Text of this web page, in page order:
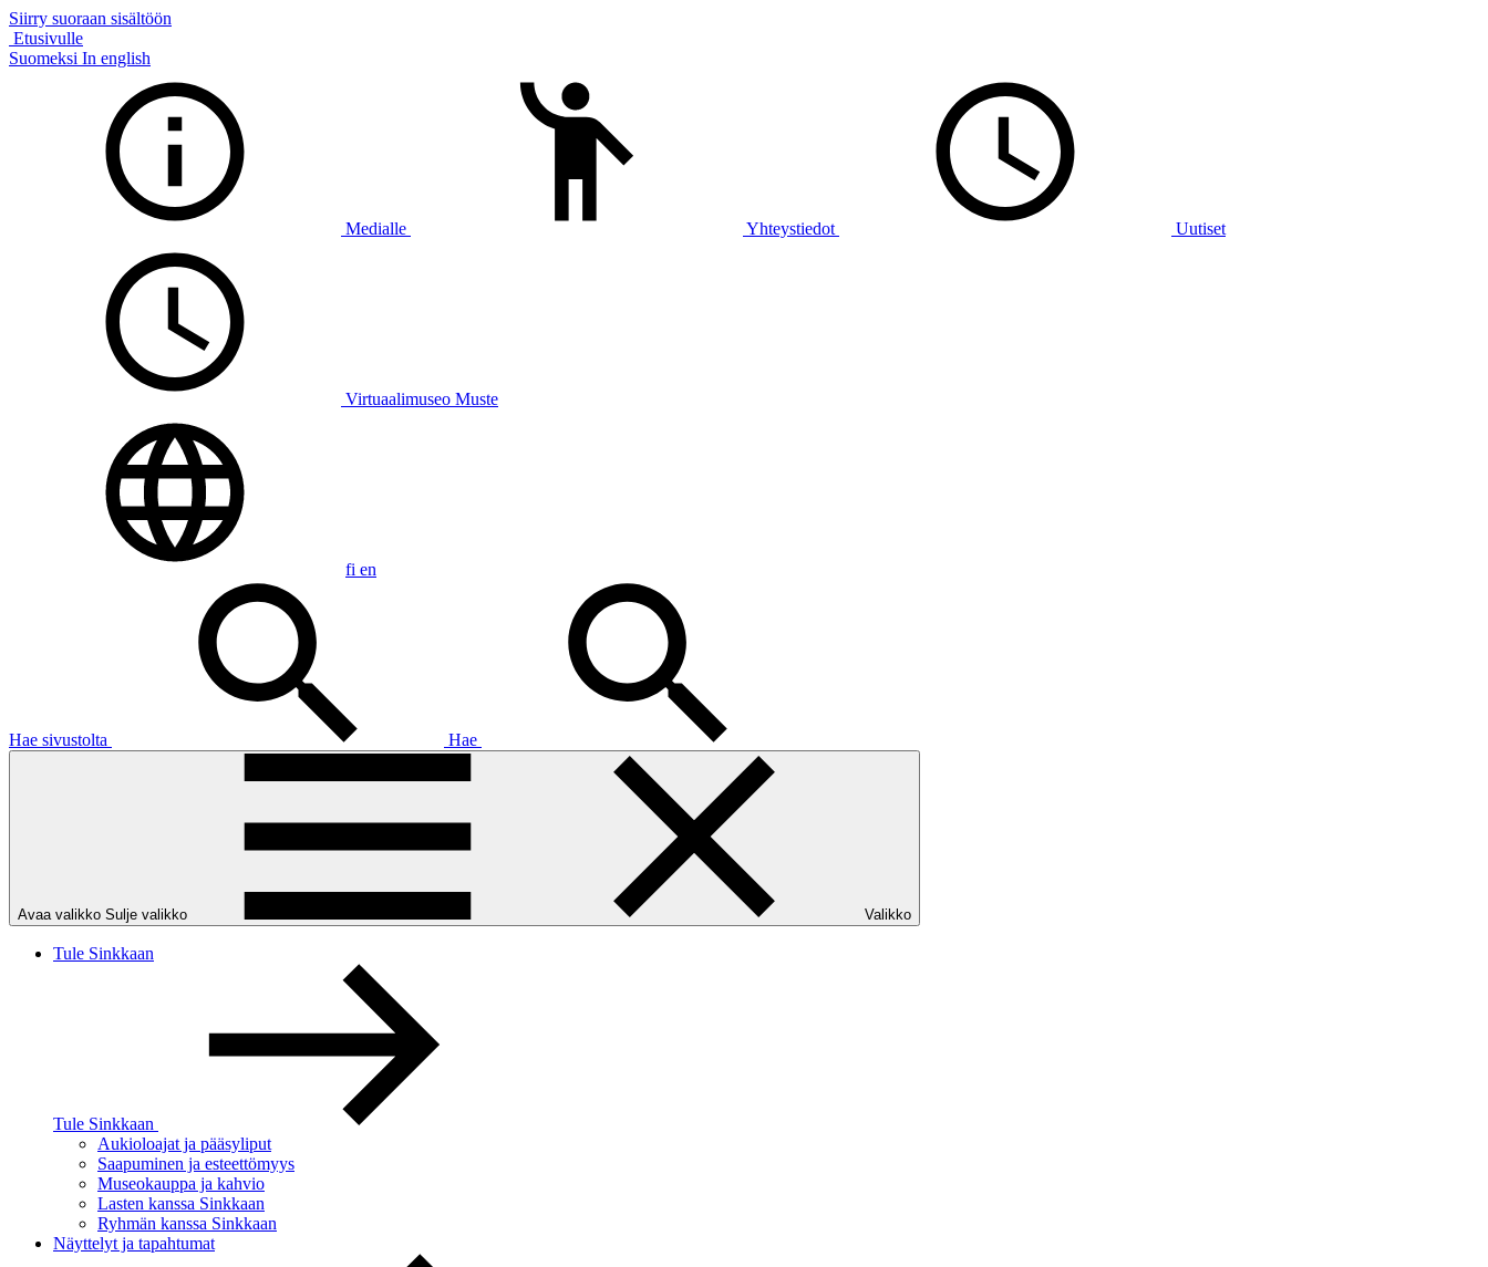
Siirry suoraan sisältöön
Etusivulle
Suomeksi In english
Medialle Yhteystiedot Uutiset
Virtuaalimuseo Muste
fi en
Hae sivustolta Hae
Avaa valikko Sulje valikko Valikko
Tule Sinkkaan
Tule Sinkkaan
Aukioloajat ja pääsyliput
Saapuminen ja esteettömyys
Museokauppa ja kahvio
Lasten kanssa Sinkkaan
Ryhmän kanssa Sinkkaan
Näyttelyt ja tapahtumat